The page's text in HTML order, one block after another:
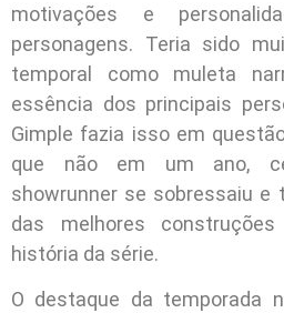
motivações e
personagens. Teria sido
temporal como muleta
essência dos principais
Gimple fazia isso em
que não em um ano,
showrunner se sobressaiu e
das melhores
história da série.
O destaque da temporada